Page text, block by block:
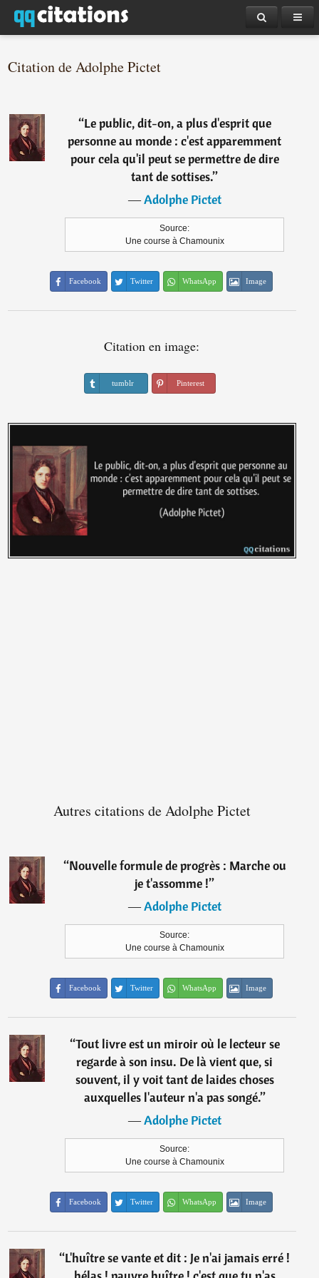
Citation de Adolphe Pictet
“Le public, dit-on, a plus d'esprit que
personne au monde : c'est apparemment
pour cela qu'il peut se permettre de dire
tant de sottises.”
―Adolphe Pictet
Source:
Une course à Chamounix
Facebook Twitter WhatsApp Image
Citation en image:
tumblr Pinterest
Autres citations de Adolphe Pictet
“Nouvelle formule de progrès : Marche ou
je t'assomme !”
―Adolphe Pictet
Source:
Une course à Chamounix
Facebook Twitter WhatsApp Image
“Tout livre est un miroir où le lecteur se
regarde à son insu. De là vient que, si
souvent, il y voit tant de laides choses
auxquelles l'auteur n'a pas songé.”
―Adolphe Pictet
Source:
Une course à Chamounix
Facebook Twitter WhatsApp Image
“L'huître se vante et dit : Je n'ai jamais erré !